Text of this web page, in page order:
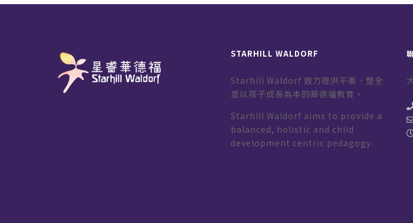
STARHILL WALDORF
Starhill Waldorf 致力提供平衡、整全
並以孩子成長為本的華德福教育。
Starhill Waldorf aims to provide a
balanced, holistic and child
development centric pedagogy.